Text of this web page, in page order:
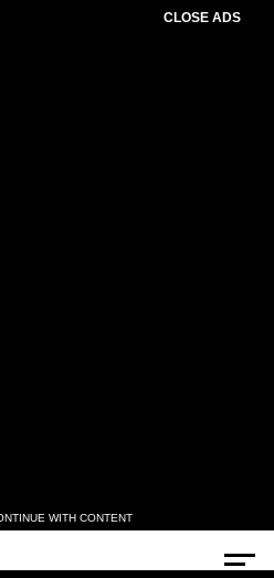
CLOSE ADS
WITH CONTENT